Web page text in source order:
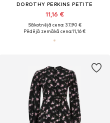
DOROTHY PERKINS PETITE
11,16 €
Sākotnējā cena: 37,90 €
Pēdējā zemākā cena:11,16 €